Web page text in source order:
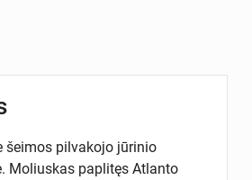
šeimos pilvakojo jūrinio
Moliuskas paplitęs Atlanto